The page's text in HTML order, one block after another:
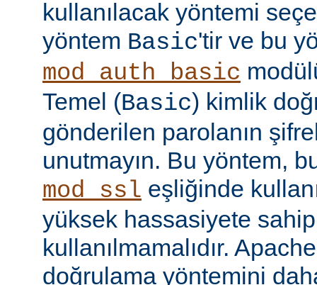
kullanılacak yöntemi
yöntem Basic'tir ve bu
mod_auth_basic
Temel (Basic) kimlik
gönderilen parolanın
unutmayın. Bu yöntem,
mod_ssl eşliğinde
yüksek hassasiyete
kullanılmamalıdır.
doğrulama yöntemini